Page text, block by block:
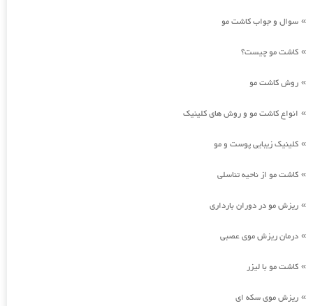
» سوال و جواب کاشت مو
» کاشت مو چیست؟
» روش کاشت مو
» انواع کاشت مو و روش های کلینیک
» کلینیک زیبایی پوست و مو
» کاشت مو از ناحیه تناسلی
» ریزش مو در دوران بارداری
» درمان ریزش موی عصبی
» کاشت مو با لیزر
» ریزش موی سکه ای